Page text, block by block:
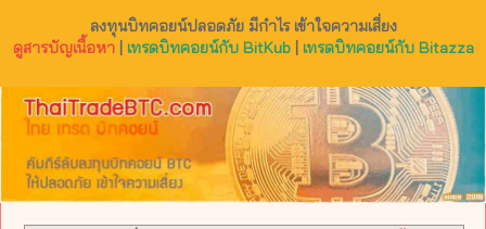
ลงทุนบิทคอยน์ปลอดภัย มีกำไร เข้าใจความเสี่ยง
ดูสารบัญเนื้อหา| เทรดบิทคอยน์กับ BitKub| เทรดบิทคอยน์กับ Bitazza